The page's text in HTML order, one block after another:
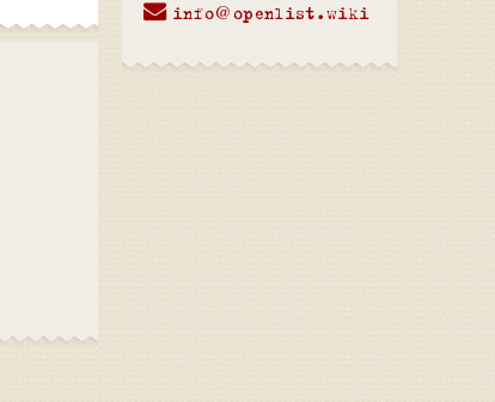
info@openlist.wiki